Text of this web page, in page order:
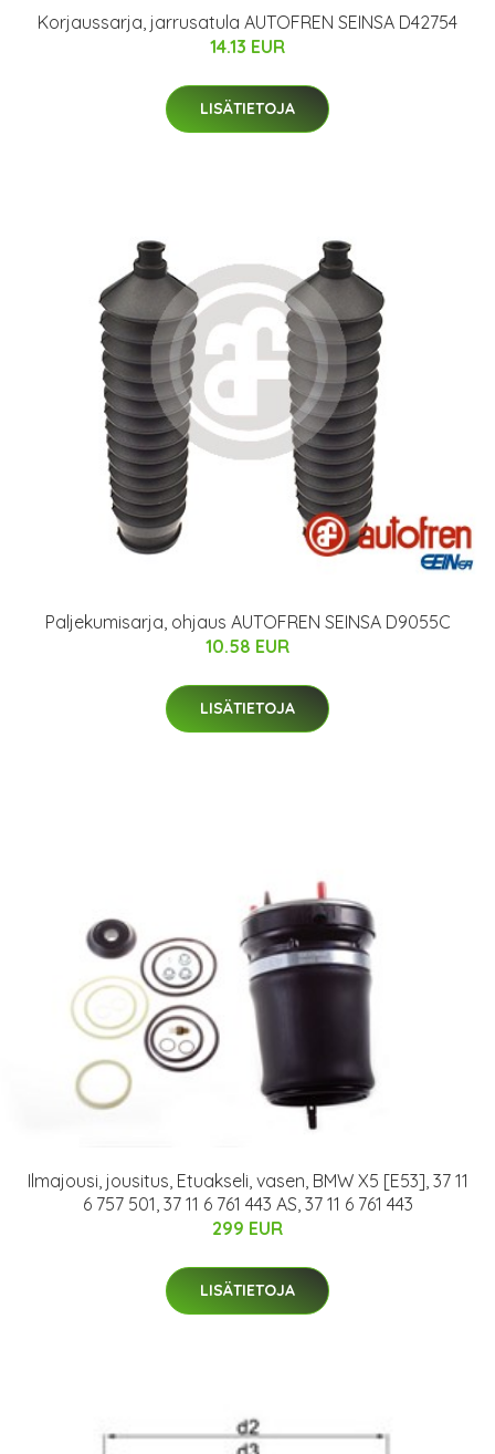
Korjaussarja, jarrusatula AUTOFREN SEINSA D42754
14.13 EUR
LISÄTIETOJA
Paljekumisarja, ohjaus AUTOFREN SEINSA D9055C
10.58 EUR
LISÄTIETOJA
Ilmajousi, jousitus, Etuakseli, vasen, BMW X5 [E53], 37 11
6 757 501, 37 11 6 761 443 AS, 37 11 6 761 443
299 EUR
LISÄTIETOJA